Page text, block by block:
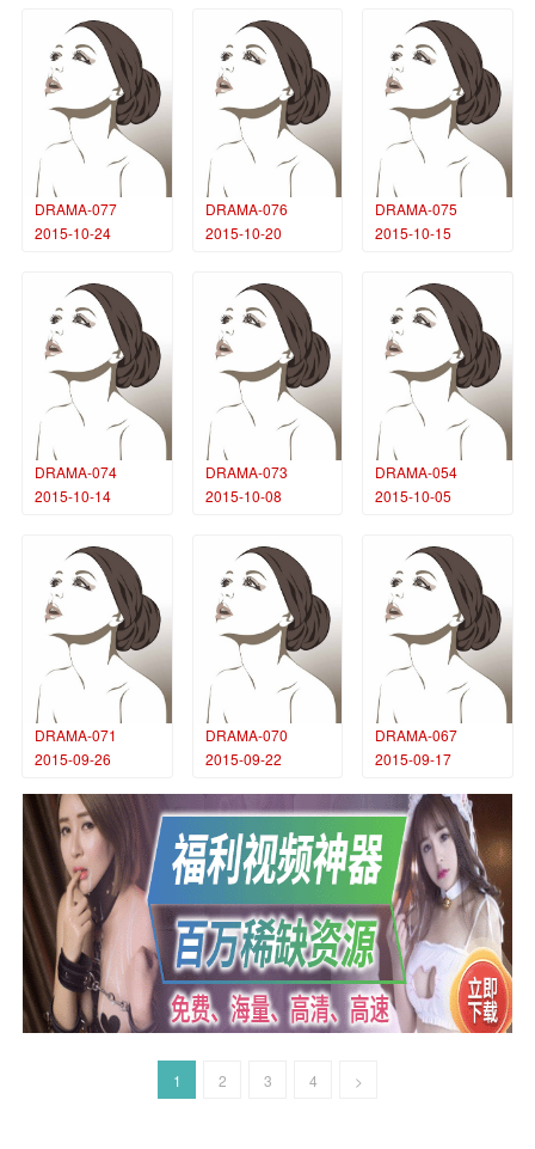
DRAMA-077
2015-10-24
DRAMA-076
2015-10-20
DRAMA-075
2015-10-15
DRAMA-074
2015-10-14
DRAMA-073
2015-10-08
DRAMA-054
2015-10-05
DRAMA-071
2015-09-26
DRAMA-070
2015-09-22
DRAMA-067
2015-09-17
1 2 3 4 >